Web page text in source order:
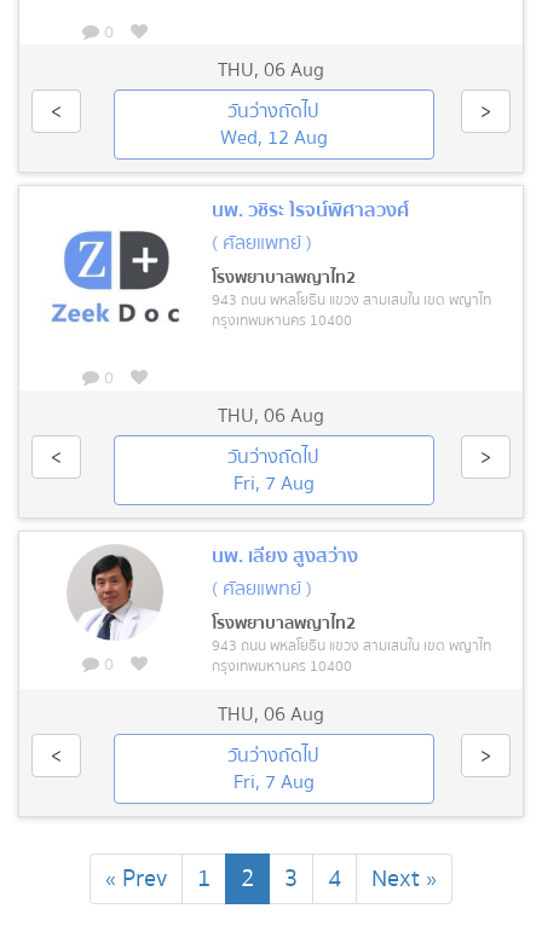
0
THU,06 Aug
<
วันว่างถัดไป
Wed, 12 Aug
>
0
นพ. วชิระ โรจน์พิศาลวงศ์
( ศัลยแพทย์ )
โรงพยาบาลพญาไท2
943 ถนน พหลโยธิน แขวง สามเสนใน เขต พญาไท
กรุงเทพมหานคร 10400
THU,06 Aug
<
วันว่างถัดไป
Fri, 7 Aug
>
0
นพ. เลี้ยง สูงสว่าง
( ศัลยแพทย์ )
โรงพยาบาลพญาไท2
943 ถนน พหลโยธิน แขวง สามเสนใน เขต พญาไท
กรุงเทพมหานคร 10400
THU,06 Aug
<
วันว่างถัดไป
Fri, 7 Aug
>
« Prev 1 2 (current)
3 4 Next »